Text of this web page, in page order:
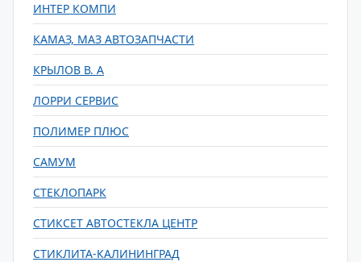
ИНТЕР КОМПИ
КАМАЗ, МАЗ АВТОЗАПЧАСТИ
КРЫЛОВ В. А
ЛОРРИ СЕРВИС
ПОЛИМЕР ПЛЮС
САМУМ
СТЕКЛОПАРК
СТИКСЕТ АВТОСТЕКЛА ЦЕНТР
СТИКЛИТА-КАЛИНИНГРАД